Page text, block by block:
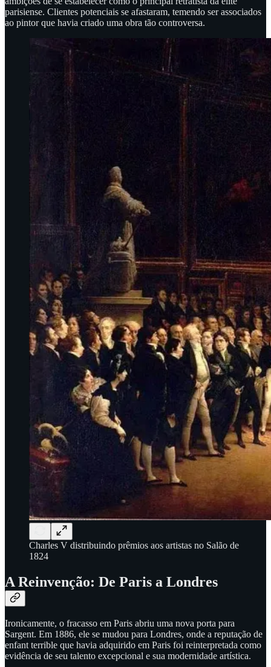
parisiense. Clientes potenciais se afastaram, temendo ser associados
ao pintor que havia criado uma obra tão controversa.
Charles V distribuindo prêmios aos artistas no Salão de
1824
A Reinvenção: De Paris a Londres
Ironicamente, o fracasso em Paris abriu uma nova porta para
Sargent. Em 1886, ele se mudou para Londres, onde a reputação de
enfant terrible que havia adquirido em Paris foi reinterpretada como
evidência de seu talento excepcional e sua modernidade artística.